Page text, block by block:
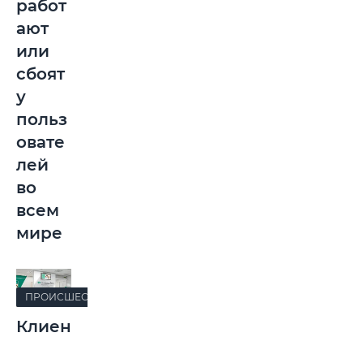
работ
ают
или
сбоят
у
польз
овате
лей
во
всем
мире
ПРОИСШЕСТВИЯ
Клиен